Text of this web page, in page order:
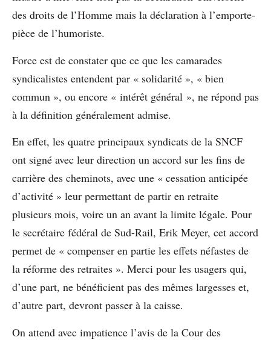
des droits de l’Homme mais la déclaration à l’emporte-
pièce de l’humoriste.
Force est de constater que ce que les camarades
syndicalistes entendent par « solidarité », « bien
commun », ou encore « intérêt général », ne répond pas
à la définition généralement admise.
En effet, les quatre principaux syndicats de la SNCF
ont signé avec leur direction un accord sur les fins de
carrière des cheminots, avec une « cessation anticipée
d’activité » leur permettant de partir en retraite
plusieurs mois, voire un an avant la limite légale. Pour
le secrétaire fédéral de Sud-Rail, Erik Meyer, cet accord
permet de « compenser en partie les effets néfastes de
la réforme des retraites ». Merci pour les usagers qui,
d’une part, ne bénéficient pas des mêmes largesses et,
d’autre part, devront passer à la caisse.
On attend avec impatience l’avis de la Cour des